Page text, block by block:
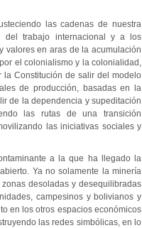
las cadenas de nuestra
del trabajo internacional y a los
valores en aras de la acumulación
el colonialismo y la colonialidad,
Constitución de salir del modelo
de producción, basadas en la
de la dependencia y supeditación
las rutas de una transición
las iniciativas sociales y
a la que ha llegado la
Ya no solamente la minería
desoladas y desequilibradas
campesinos y bolivianos y
en los otros espacios económicos
las redes simbólicas, en lo